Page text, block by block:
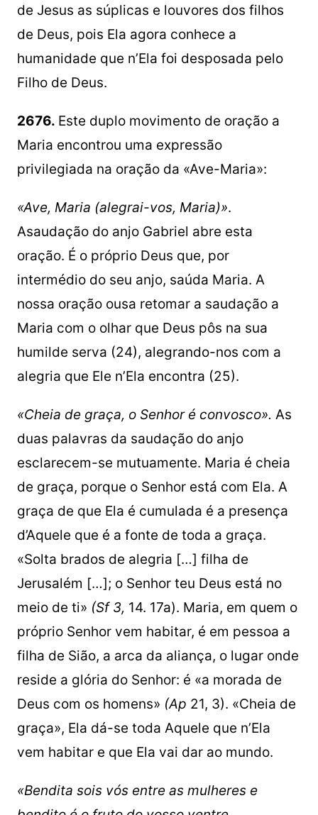
de Jesus as súplicas e louvores dos filhos
de Deus, pois Ela agora conhece a
humanidade que n’Ela foi desposada pelo
Filho de Deus.
2676. Este duplo movimento de oração a
Maria encontrou uma expressão
privilegiada na oração da «Ave-Maria»:
«Ave, Maria (alegrai-vos, Maria)».
Asaudação do anjo Gabriel abre esta
oração. É o próprio Deus que, por
intermédio do seu anjo, saúda Maria. A
nossa oração ousa retomar a saudação a
Maria com o olhar que Deus pôs na sua
humilde serva (24), alegrando-nos com a
alegria que Ele n’Ela encontra (25).
«Cheia de graça, o Senhor é convosco». As
duas palavras da saudação do anjo
esclarecem-se mutuamente. Maria é cheia
de graça, porque o Senhor está com Ela. A
graça de que Ela é cumulada é a presença
d’Aquele que é a fonte de toda a graça.
«Solta brados de alegria […] filha de
Jerusalém […]; o Senhor teu Deus está no
meio de ti» (Sf 3, 14. 17a). Maria, em quem o
próprio Senhor vem habitar, é em pessoa a
filha de Sião, a arca da aliança, o lugar onde
reside a glória do Senhor: é «a morada de
Deus com os homens» (Ap 21, 3). «Cheia de
graça», Ela dá-se toda Aquele que n’Ela
vem habitar e que Ela vai dar ao mundo.
«Bendita sois vós entre as mulheres e